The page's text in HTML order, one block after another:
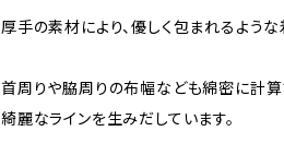
厚手の素材により、優しく包まれるような
首周りや脇周りの布幅なども綿密に計算
綺麗なラインを生みだしています。